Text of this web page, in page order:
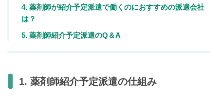
4. 薬剤師が紹介予定派遣で働くのにおすすめの派遣会社
は？
5. 薬剤師紹介予定派遣のQ＆A
1. 薬剤師紹介予定派遣の仕組み